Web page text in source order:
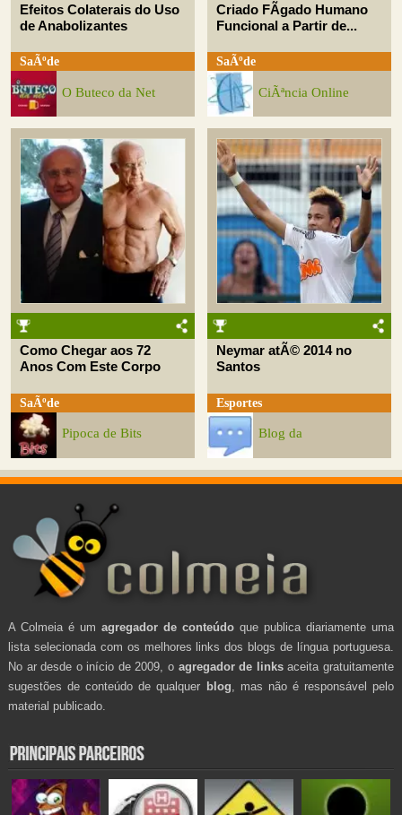
Efeitos Colaterais do Uso
de Anabolizantes
SaÃºde
O Buteco da Net
Criado FÃ­gado Humano
Funcional a Partir de...
SaÃºde
CiÃªncia Online
Como Chegar aos 72
Anos Com Este Corpo
SaÃºde
Pipoca de Bits
Neymar atÃ© 2014 no
Santos
Esportes
Blog da
A Colmeia é um agregador de conteúdo que publica diariamente uma
lista selecionada com os melhores links dos blogs de língua portuguesa.
No ar desde o início de 2009, o agregador de linksaceita gratuitamente
sugestões de conteúdo de qualquer blog , mas não é responsável pelo
material publicado.